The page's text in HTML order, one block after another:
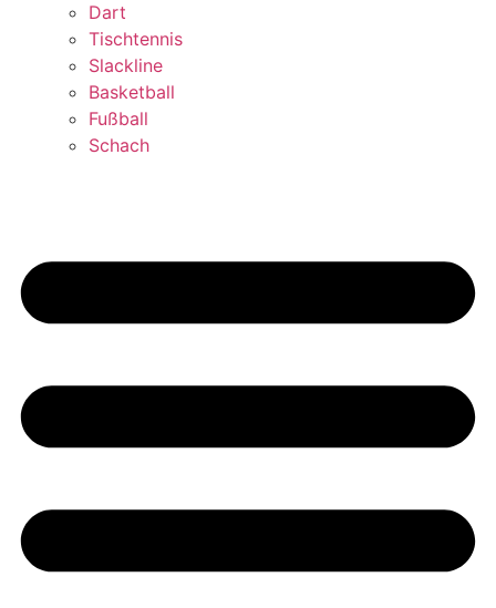
Dart
Tischtennis
Slackline
Basketball
Fußball
Schach